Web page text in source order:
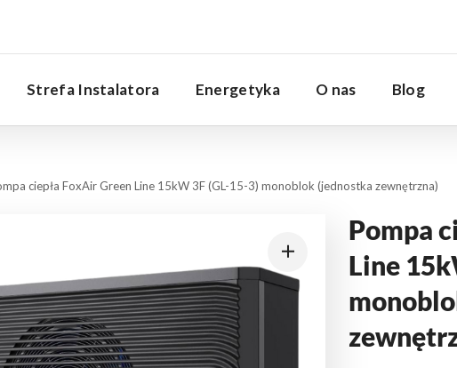
Strefa Instalatora Energetyka O nas Blog
ciepła FoxAir Green Line 15kW 3F (GL-15-3) monoblok (jednostka zewnętrzna)
Pompa
Line